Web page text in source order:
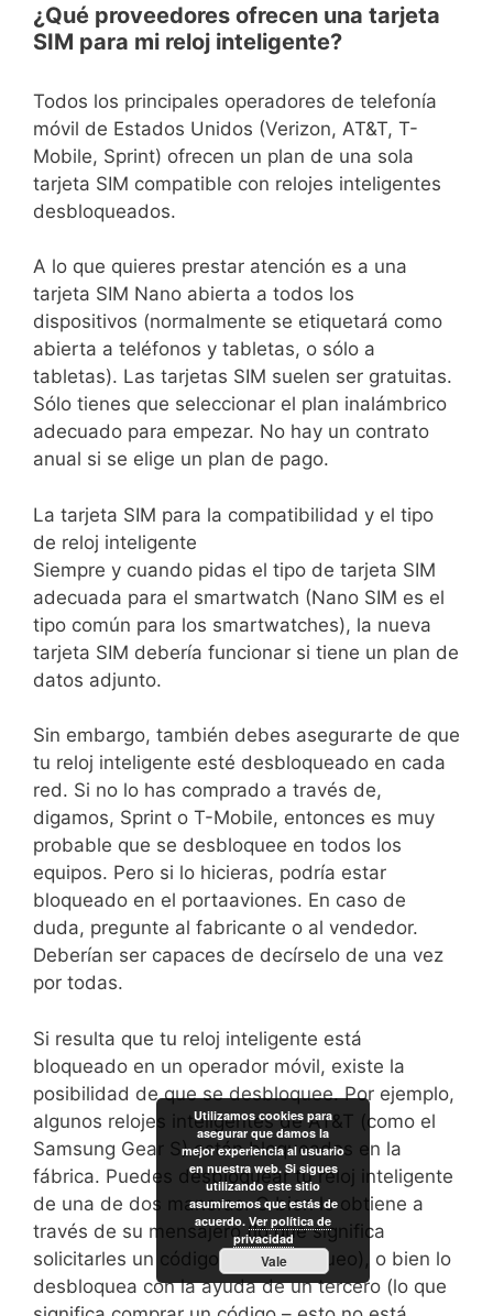
¿Qué proveedores ofrecen una tarjeta
SIM para mi reloj inteligente?
Todos los principales operadores de telefonía
móvil de Estados Unidos (Verizon, AT&T, T-
Mobile, Sprint) ofrecen un plan de una sola
tarjeta SIM compatible con relojes inteligentes
desbloqueados.
A lo que quieres prestar atención es a una
tarjeta SIM Nano abierta a todos los
dispositivos (normalmente se etiquetará como
abierta a teléfonos y tabletas, o sólo a
tabletas). Las tarjetas SIM suelen ser gratuitas.
Sólo tienes que seleccionar el plan inalámbrico
adecuado para empezar. No hay un contrato
anual si se elige un plan de pago.
La tarjeta SIM para la compatibilidad y el tipo
de reloj inteligente
Siempre y cuando pidas el tipo de tarjeta SIM
adecuada para el smartwatch (Nano SIM es el
tipo común para los smartwatches), la nueva
tarjeta SIM debería funcionar si tiene un plan de
datos adjunto.
Sin embargo, también debes asegurarte de que
tu reloj inteligente esté desbloqueado en cada
red. Si no lo has comprado a través de,
digamos, Sprint o T-Mobile, entonces es muy
probable que se desbloquee en todos los
equipos. Pero si lo hicieras, podría estar
bloqueado en el portaaviones. En caso de
duda, pregunte al fabricante o al vendedor.
Deberían ser capaces de decírselo de una vez
por todas.
Si resulta que tu reloj inteligente está
bloqueado en un operador móvil, existe la
posibilidad de que se desbloquee. Por ejemplo,
algunos relojes inteligentes de AT&T (como el
Samsung Gear S) están bloqueados en la
fábrica. Puedes desbloquear tu reloj inteligente
de una de dos maneras. O bien lo obtiene a
través de su mensajero (lo que significa
solicitarles un código de desbloqueo), o bien lo
desbloquea con la ayuda de un tercero (lo que
Utilizamos cookies para
asegurar que damos la
mejor experiencia al usuario
en nuestra web. Si sigues
utilizando este sitio
asumiremos que estás de
acuerdo. Ver política de
privacidad
Vale